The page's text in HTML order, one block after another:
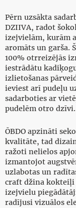
Pērn uzsākta
DZIIVA, radot
izejvielām, kurām
aromāts un garša.
100% otrreizējās
iestrādātu
izlietošanas
ieviest arī pudeļu
sadarboties ar
pudelēm otro dzīvi.
ŌBDO apzināti
kvalitāte, tad
ražoti nelielos
izmantojot
uzlabotas un
craft džina kokteiļi
izejvielu
radījusi vizuālos